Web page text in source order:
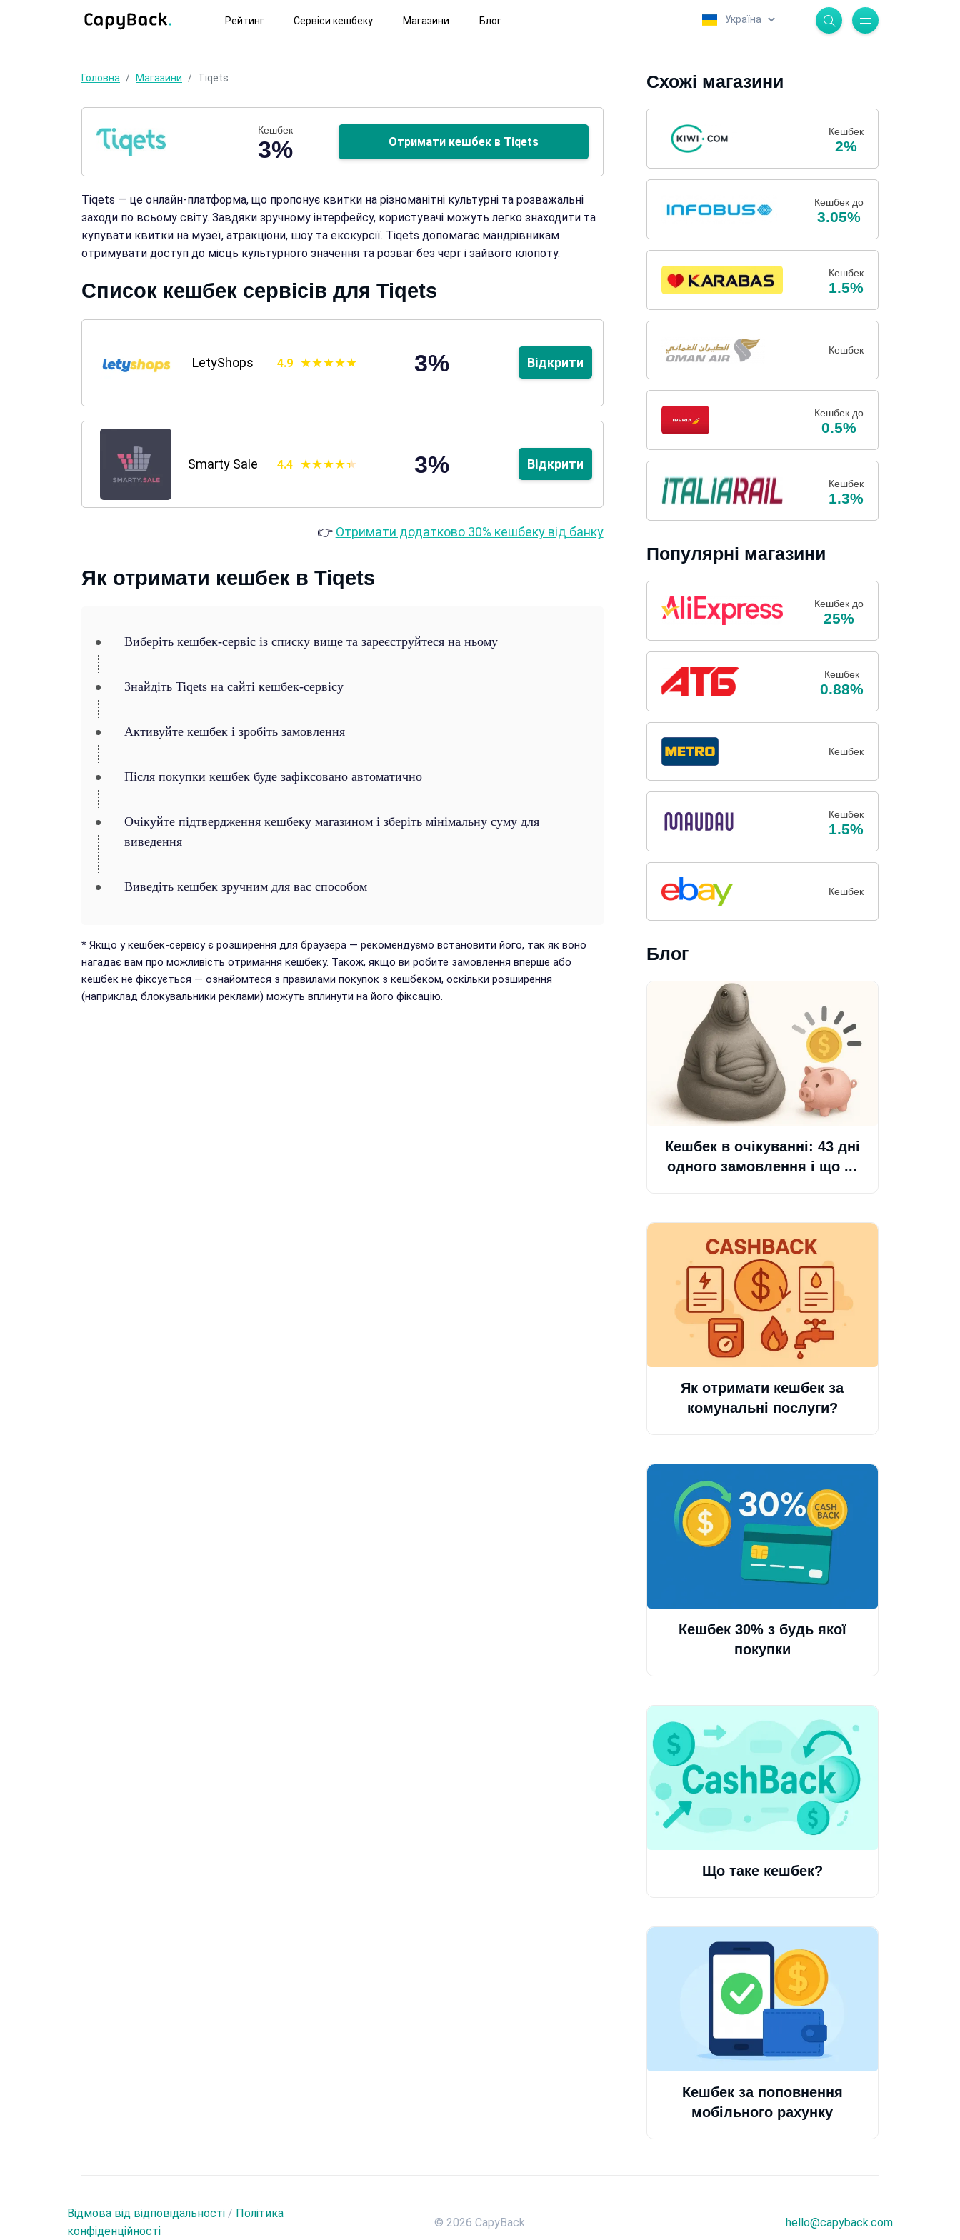
Рейтинг Сервіси кешбеку Магазини Блог
Головна Магазини Tiqets
Кешбек
3% Отримати кешбек в Tiqets
Tiqets — це онлайн-платформа, що пропонує квитки на різноманітні культурні та розважальні
заходи по всьому світу. Завдяки зручному інтерфейсу, користувачі можуть легко знаходити та
купувати квитки на музеї, атракціони, шоу та екскурсії. Tiqets допомагає мандрівникам
отримувати доступ до місць культурного значення та розваг без черг і зайвого клопоту.
Список кешбек сервісів для Tiqets
LetyShops 4.9 3% Відкрити
Smarty Sale 4.4 3% Відкрити
👉 Отримати додатково 30% кешбеку від банку
Як отримати кешбек в Tiqets
Виберіть кешбек-сервіс із списку вище та зареєструйтеся на ньому
Знайдіть Tiqets на сайті кешбек-сервісу
Активуйте кешбек і зробіть замовлення
Після покупки кешбек буде зафіксовано автоматично
Очікуйте підтвердження кешбеку магазином і зберіть мінімальну суму для
виведення
Виведіть кешбек зручним для вас способом
* Якщо у кешбек-сервісу є розширення для браузера — рекомендуємо встановити його, так як воно
нагадає вам про можливість отримання кешбеку. Також, якщо ви робите замовлення вперше або
кешбек не фіксується — ознайомтеся з правилами покупок з кешбеком, оскільки розширення
(наприклад блокувальники реклами) можуть вплинути на його фіксацію.
Схожі магазини
Кешбек
2%
Кешбек до
3.05%
Кешбек
1.5%
Кешбек
Кешбек до
0.5%
Кешбек
1.3%
Популярні магазини
Кешбек до
25%
Кешбек
0.88%
Кешбек
Кешбек
1.5%
Кешбек
Блог
Кешбек в очікуванні: 43 дні
одного замовлення і що ...
Як отримати кешбек за
комунальні послуги?
Кешбек 30% з будь якої
покупки
Що таке кешбек?
Кешбек за поповнення
мобільного рахунку
Відмова від відповідальності / Політика
конфіденційності
© 2026 CapyBack hello@capyback.com